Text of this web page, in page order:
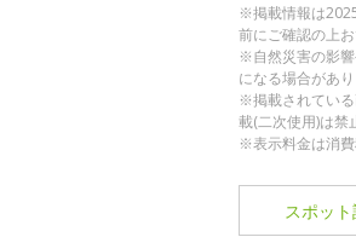
※掲載情報は
前にご確認の上お
※自然災害の影
になる場合があり
※掲載されてい
載(二次使用)は禁
※表示料金は消費
スポッ